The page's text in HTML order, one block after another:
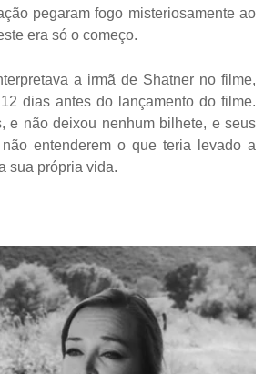
pegaram fogo misteriosamente ao
era só o começo.
a irmã de Shatner no filme,
dias antes do lançamento do filme.
e não deixou nenhum bilhete, e seus
entenderem o que teria levado a
sua própria vida.